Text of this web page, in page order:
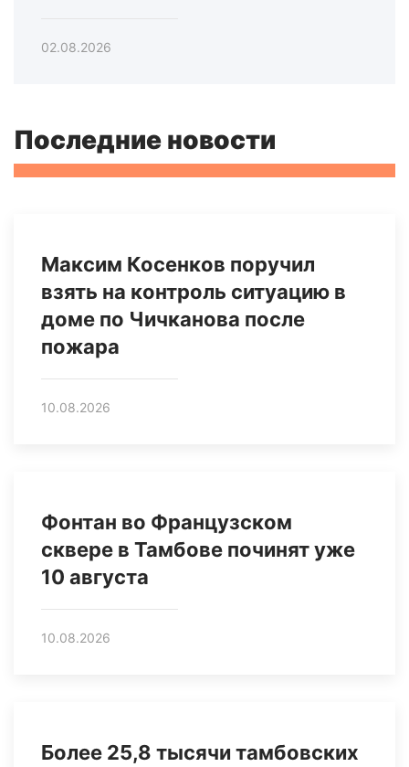
02.08.2026
Последние новости
Максим Косенков поручил
взять на контроль ситуацию в
доме по Чичканова после
пожара
10.08.2026
Фонтан во Французском
сквере в Тамбове починят уже
10 августа
10.08.2026
Более 25,8 тысячи тамбовских